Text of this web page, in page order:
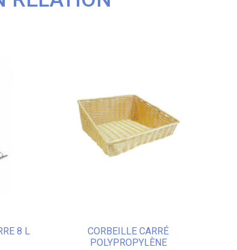
8 L
CORBEILLE CARRÉ
POLYPROPYLÈNE